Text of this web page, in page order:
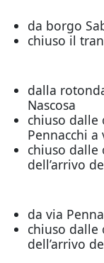
da borgo
chiuso il
dalla
Nascosa
chiuso dalle
Pennacchi a
chiuso dalle
dell’arrivo
da via
chiuso dalle
dell’arrivo